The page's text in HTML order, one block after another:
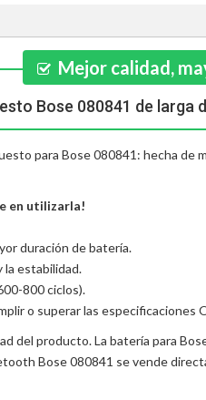
Mejor calidad,
Bose 080841 de larga
para Bose 080841: hecha
en utilizarla!
duración de batería.
la estabilidad.
800 ciclos).
o superar las especificaciones
del producto. La batería para
Bose 080841 se vende